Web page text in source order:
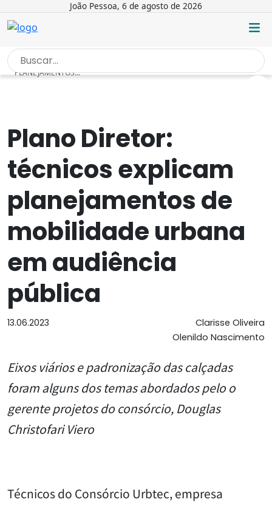
João Pessoa, 6 de agosto de 2026
INÍCIO / NOTÍCIAS
PLANEJAMENTOS...
Plano Diretor:
técnicos explicam
planejamentos de
mobilidade urbana
em audiência
pública
13.06.2023
Clarisse Oliveira
Olenildo Nascimento
Eixos viários e padronização das calçadas
foram alguns dos temas abordados pelo o
gerente projetos do consórcio, Douglas
Christofari Viero
Técnicos do Consórcio Urbtec, empresa